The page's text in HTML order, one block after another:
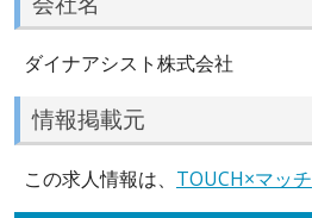
ダイナアシスト株式会社
情報掲載元
この求人情報は、 TOUCH×マッチ